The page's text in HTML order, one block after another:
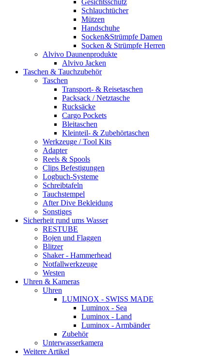
Gesichtsschutz
Schlauchtücher
Mützen
Handschuhe
Socken&Strümpfe Damen
Socken & Strümpfe Herren
Alvivo Daunenprodukte
Alvivo Jacken
Taschen & Tauchzubehör
Taschen
Transport- & Reisetaschen
Packsack / Netztasche
Rucksäcke
Cargo Pockets
Bleitaschen
Kleinteil- & Zubehörtaschen
Werkzeuge / Tool Kits
Adapter
Reels & Spools
Clips Befestigungen
Logbuch-Systeme
Schreibtafeln
Tauchstempel
After Dive Bekleidung
Sonstiges
Sicherheit rund ums Wasser
RESTUBE
Bojen und Flaggen
Blitzer
Shaker - Hammerhead
Notfallwerkzeuge
Westen
Uhren & Kameras
Uhren
LUMINOX - SWISS MADE
Luminox - Sea
Luminox - Land
Luminox - Armbänder
Zubehör
Unterwasserkamera
Weitere Artikel